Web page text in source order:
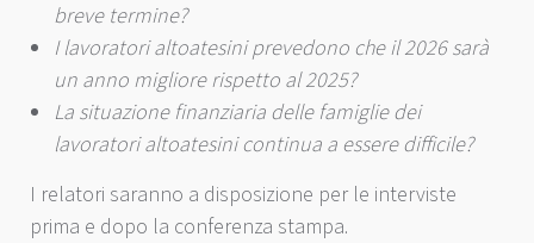
breve termine?
I lavoratori altoatesini prevedono che il 2026 sarà
un anno migliore rispetto al 2025?
La situazione finanziaria delle famiglie dei
lavoratori altoatesini continua a essere difficile?
I relatori saranno a disposizione per le interviste
prima e dopo la conferenza stampa.